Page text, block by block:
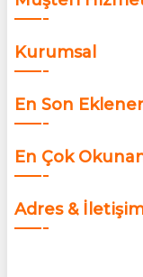
Kurumsal
En Son
En Çok
Adres &